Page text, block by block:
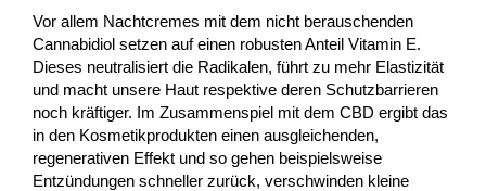
Vor allem Nachtcremes mit dem nicht berauschenden
Cannabidiol setzen auf einen robusten Anteil Vitamin E.
Dieses neutralisiert die Radikalen, führt zu mehr Elastizität
und macht unsere Haut respektive deren Schutzbarrieren
noch kräftiger. Im Zusammenspiel mit dem CBD ergibt das
in den Kosmetikprodukten einen ausgleichenden,
regenerativen Effekt und so gehen beispielsweise
Entzündungen schneller zurück, verschwinden kleine